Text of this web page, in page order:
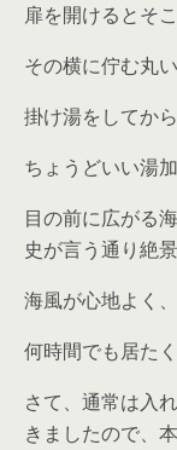
扉を開けるとそ
その横に佇む丸
掛け湯をしてか
ちょうどいい湯
目の前に広がる
史が言う通り絶
海風が心地よく
何時間でも居た
さて、通常は入
きましたので、